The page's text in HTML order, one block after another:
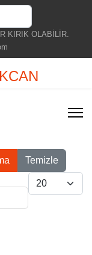
KIRIK OLABİLİR.
Temizle
Göster #